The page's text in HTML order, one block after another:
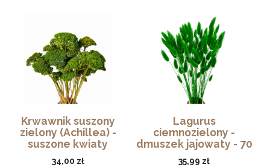
Krwawnik suszony
zielony (Achillea) -
suszone kwiaty
34,00 zł
Lagurus
ciemnozielony -
dmuszek jajowaty - 70
szt.
35,99 zł